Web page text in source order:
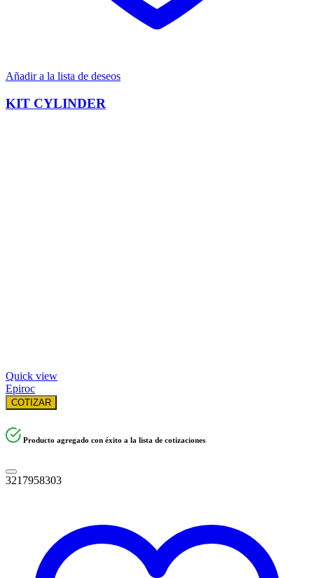
Añadir a la lista de deseos
KIT CYLINDER
Quick view
Epiroc
COTIZAR
Producto agregado con éxito a la lista de cotizaciones
3217958303